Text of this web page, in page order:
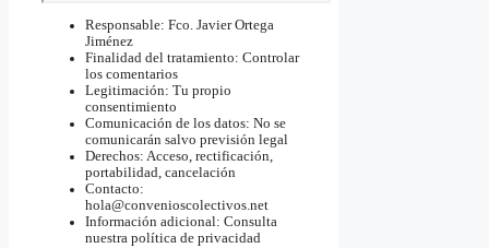
Responsable: Fco. Javier Ortega
Jiménez
Finalidad del tratamiento: Controlar
los comentarios
Legitimación: Tu propio
consentimiento
Comunicación de los datos: No se
comunicarán salvo previsión legal
Derechos: Acceso, rectificación,
portabilidad, cancelación
Contacto:
hola@convenioscolectivos.net
Información adicional: Consulta
nuestra política de privacidad